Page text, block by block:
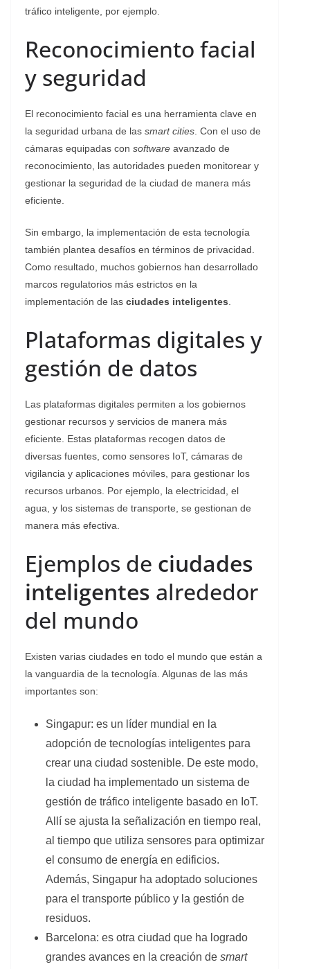
tráfico inteligente, por ejemplo.
Reconocimiento facial
y seguridad
El reconocimiento facial es una herramienta clave en
la seguridad urbana de las smart cities . Con el uso de
cámaras equipadas con software avanzado de
reconocimiento, las autoridades pueden monitorear y
gestionar la seguridad de la ciudad de manera más
eficiente.
Sin embargo, la implementación de esta tecnología
también plantea desafíos en términos de privacidad.
Como resultado, muchos gobiernos han desarrollado
marcos regulatorios más estrictos en la
implementación de las ciudades inteligentes
Plataformas digitales y
gestión de datos
Las plataformas digitales permiten a los gobiernos
gestionar recursos y servicios de manera más
eficiente. Estas plataformas recogen datos de
diversas fuentes, como sensores IoT, cámaras de
vigilancia y aplicaciones móviles, para gestionar los
recursos urbanos. Por ejemplo, la electricidad, el
agua, y los sistemas de transporte, se gestionan de
manera más efectiva.
Ejemplos de ciudades
inteligentes alrededor
del mundo
Existen varias ciudades en todo el mundo que están a
la vanguardia de la tecnología. Algunas de las más
importantes son:
Singapur: es un líder mundial en la
adopción de tecnologías inteligentes para
crear una ciudad sostenible. De este modo,
la ciudad ha implementado un sistema de
gestión de tráfico inteligente basado en IoT.
Allí se ajusta la señalización en tiempo real,
al tiempo que utiliza sensores para optimizar
el consumo de energía en edificios.
Además, Singapur ha adoptado soluciones
para el transporte público y la gestión de
residuos.
Barcelona: es otra ciudad que ha logrado
grandes avances en la creación de smart